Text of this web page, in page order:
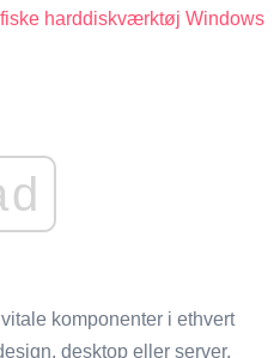
harddiskværktøj Windows
komponenter i ethvert
desktop eller server,